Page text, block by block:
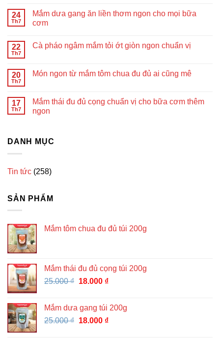
24
Th7
Mắm dưa gang ăn liền thơm ngon cho mọi bữa
cơm
22
Th7
Cà pháo ngâm mắm tỏi ớt giòn ngon chuẩn vị
20
Th7
Món ngon từ mắm tôm chua đu đủ ai cũng mê
17
Th7
Mắm thái đu đủ cọng chuẩn vị cho bữa cơm thêm
ngon
DANH MỤC
Tin tức (258)
SẢN PHẨM
Mắm tôm chua đu đủ túi 200g
Mắm thái đu đủ cọng túi 200g
25.000₫ Giá
25.000 ₫.
18.000 ₫Giá
là:
18.000 ₫.
Mắm dưa gang túi 200g
25.000₫ Giá
18.000 ₫Giá